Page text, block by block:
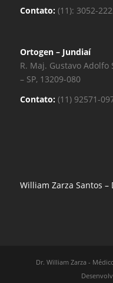
Contato: (11): 3052-
Ortogen – Jundiaí
R. Maj. Gustavo Adolfo
– SP, 13209-080
Contato: (11) 92571-
William Zarza Santos
Dr. William Zarza -